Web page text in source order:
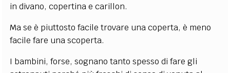
in divano, copertina e carillon.
Ma se è piuttosto faciletrovare una coperta, è meno
facilefare una scoperta.
I bambini, forse, sognano tanto spesso di fare gli